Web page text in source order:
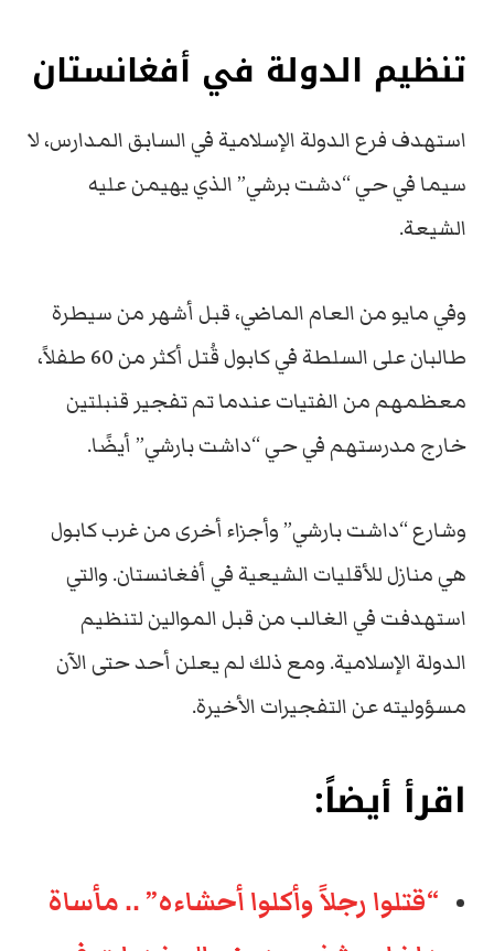
تنظيم الدولة في أفغانستان
استهدف فرع الدولة الإسلامية في السابق المدارس، لا
سيما في حي “دشت برشي” الذي يهيمن عليه
الشيعة.
وفي مايو من العام الماضي، قبل أشهر من سيطرة
طالبان على السلطة في كابول قُتل أكثر من 60 طفلاً،
معظمهم من الفتيات عندما تم تفجير قنبلتين
خارج مدرستهم في حي “داشت بارشي” أيضًا.
وشارع “داشت بارشي” وأجزاء أخرى من غرب كابول
هي منازل للأقليات الشيعية في أفغانستان. والتي
استهدفت في الغالب من قبل الموالين لتنظيم
الدولة الإسلامية. ومع ذلك لم يعلن أحد حتى الآن
مسؤوليته عن التفجيرات الأخيرة.
اقرأ أيضاً:
“قتلوا رجلاً وأكلوا أحشاءه” .. مأساة